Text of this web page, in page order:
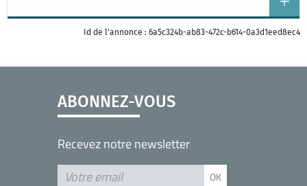
Id de l'annonce : 6a5c324b-ab83-472c-b614-0a3d1eed8ec4
ABONNEZ-VOUS
Recevez notre newsletter